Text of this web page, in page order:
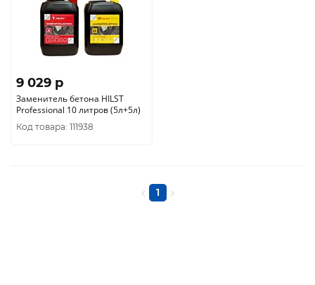
9 029 p
Заменитель бетона HILST
Professional 10 литров (5л+5л)
Код товара: 111938
1